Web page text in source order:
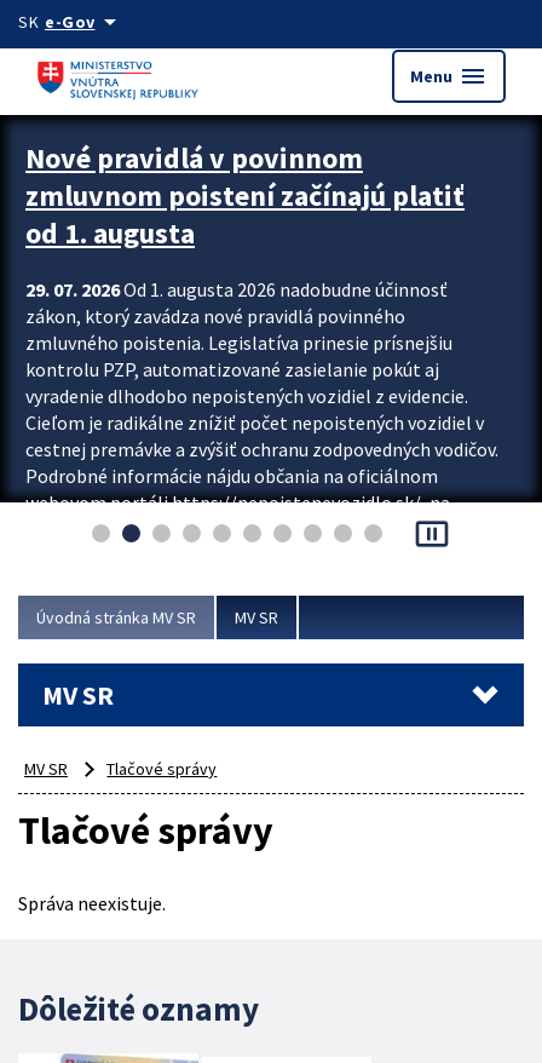
Preskocit na hlavný obsah
SK e-Govarrow_drop_down
Menu menu
Zastavit automatický posun upútavok
Nové pravidlá v povinnom
zmluvnom poistení začínajú platiť
od 1. augusta
29. 07. 2026Od 1. augusta 2026 nadobudne účinnosť
zákon, ktorý zavádza nové pravidlá povinného
zmluvného poistenia. Legislatíva prinesie prísnejšiu
kontrolu PZP, automatizované zasielanie pokút aj
vyradenie dlhodobo nepoistených vozidiel z evidencie.
Cieľom je radikálne znížiť počet nepoistených vozidiel v
cestnej premávke a zvýšiť ochranu zodpovedných vodičov.
Podrobné informácie nájdu občania na oficiálnom
webovom portáli https://nepoistenevozidlo.sk/, na
ktorom od augusta pribudne aj možnosť overiť si...
pause_presentation
Úvodná stránka MV SR MV SR
MV SR
MV SR Tlačové správy
Tlačové správy
Správa neexistuje.
Dôležité oznamy